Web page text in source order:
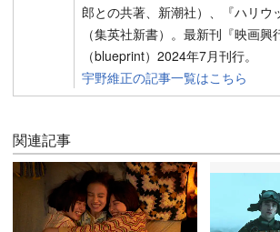
郎との共著、新潮社）、『ハリウ
（集英社新書）。最新刊『映画興
（blueprint）2024年7月刊行。
宇野維正の記事一覧はこちら
関連記事